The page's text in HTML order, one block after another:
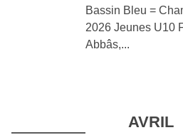
Bassin Bleu =
2026 Jeunes U10
Abbâs,...
AVRIL